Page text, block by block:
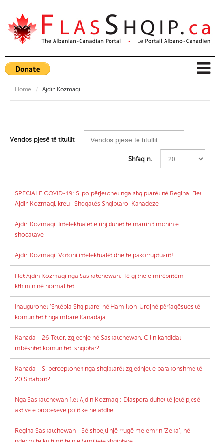
Home / Ajdin Kozmaqi
Vendos pjesë të titullit
Shfaq n.
SPECIALE COVID-19: Si po përjetohet nga shqiptarët në Regina. Flet
Ajdin Kozmaqi, kreu i Shoqatës Shqiptaro-Kanadeze
Ajdin Kozmaqi: Intelektualët e rinj duhet të marrin timonin e
shoqatave
Ajdin Kozmaqi: Votoni intelektualët dhe të pakorruptuarit!
Flet Ajdin Kozmaqi nga Saskatchewan: Të gjithë e mirëpritëm
kthimin në normalitet
Inaugurohet ‘Shtëpia Shqiptare’ në Hamilton-Urojnë përfaqësues të
komunitetit nga mbarë Kanadaja
Kanada - 26 Tetor, zgjedhje në Saskatchewan. Cilin kandidat
mbështet komuniteti shqiptar?
Kanada - Si perceptohen nga shqiptarët zgjedhjet e parakohshme të
20 Shtatorit?
Nga Saskatchewan flet Ajdin Kozmaqi: Diaspora duhet të jetë pjesë
aktive e proceseve politike në atdhe
Regina Saskatchewan - Së shpejti një rrugë me emrin ‘Zeka’, në